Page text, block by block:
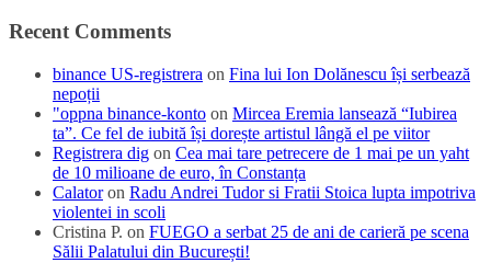
Recent Comments
binance US-registrera on Fina lui Ion Dolănescu își serbează
nepoții
"oppna binance-konto on Mircea Eremia lansează “Iubirea
ta”. Ce fel de iubită își dorește artistul lângă el pe viitor
Registrera dig on Cea mai tare petrecere de 1 mai pe un yaht
de 10 milioane de euro, în Constanța
Calatoron Radu Andrei Tudor si Fratii Stoica lupta impotriva
violentei in scoli
Cristina P. on FUEGO a serbat 25 de ani de carieră pe scena
Sălii Palatului din București!